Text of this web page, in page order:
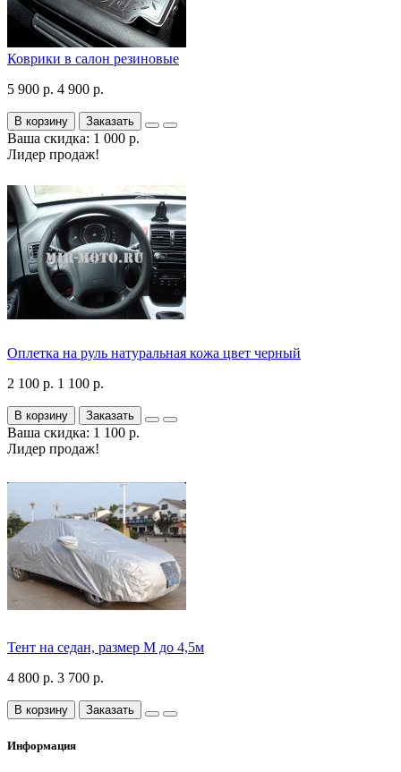
Коврики в салон резиновые
5 900 р. 4 900 р.
В корзину Заказать
Ваша скидка: 1 000 р.
Лидер продаж!
Оплетка на руль натуральная кожа цвет черный
2 100 р. 1 100 р.
В корзину Заказать
Ваша скидка: 1 100 р.
Лидер продаж!
Тент на седан, размер М до 4,5м
4 800 р. 3 700 р.
В корзину Заказать
Информация